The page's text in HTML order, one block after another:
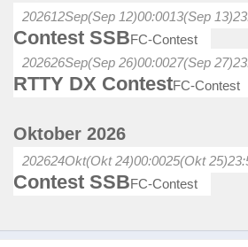
202612Sep(Sep 12)00:0013(Sep 13)
Contest SSBFC-Contest
202626Sep(Sep 26)00:0027(Sep 27)
RTTY DX ContestFC-Contest
Oktober 2026
202624Okt(Okt 24)00:0025(Okt 25)
Contest SSBFC-Contest